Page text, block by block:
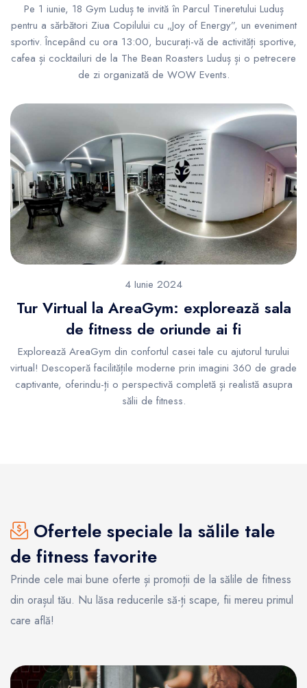
Pe 1 iunie, 18 Gym Luduș te invită în Parcul Tineretului Luduș
pentru a sărbători Ziua Copilului cu „Joy of Energy”, un eveniment
sportiv. Începând cu ora 13:00, bucurați-vă de activități sportive,
cafea și cocktailuri de la The Bean Roasters Luduș și o petrecere
de zi organizată de WOW Events.
4 Iunie 2024
Tur Virtual la AreaGym: explorează sala
de fitness de oriunde ai fi
Explorează AreaGym din confortul casei tale cu ajutorul turului
virtual! Descoperă facilitățile moderne prin imagini 360 de grade
captivante, oferindu-ți o perspectivă completă și realistă asupra
sălii de fitness.
Ofertele speciale la sălile tale
de fitness favorite
Prinde cele mai bune oferte și promoții de la sălile de fitness
din orașul tău. Nu lăsa reducerile să-ți scape, fii mereu primul
care află!